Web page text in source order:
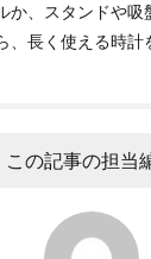
か、スタンドや吸
、長く使える時計
この記事の担当